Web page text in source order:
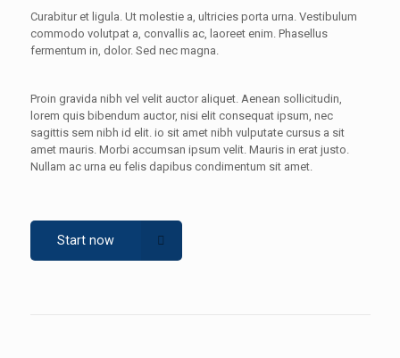
Curabitur et ligula. Ut molestie a, ultricies porta urna. Vestibulum
commodo volutpat a, convallis ac, laoreet enim. Phasellus
fermentum in, dolor. Sed nec magna.
Proin gravida nibh vel velit auctor aliquet. Aenean sollicitudin,
lorem quis bibendum auctor, nisi elit consequat ipsum, nec
sagittis sem nibh id elit. io sit amet nibh vulputate cursus a sit
amet mauris. Morbi accumsan ipsum velit. Mauris in erat justo.
Nullam ac urna eu felis dapibus condimentum sit amet.
Start now